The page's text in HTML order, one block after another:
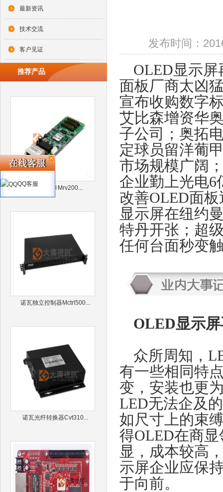
最新资讯
技术交流
客户见证
推荐产品
诺瓦接收卡Mrv200...
诺瓦独立控制器Mctrl500...
诺瓦光纤转换器Cvt310...
发布时间：
OLED显示
面板厂商太凶
宣布收购数字
艾比森增资华
子公司；奥拓
定球员留洋葡
市场规模广阔
企业勤上光电6
改善OLED面
显示屏在纽约
特丹开张；超
任何台面秒变
OLED显示
众所周知，
有一些相同特
变，安装也更
LED无法企及
如尺寸上的束
得OLED在商
显，成本较高
示屏企业应保
于向前。
QQ客服